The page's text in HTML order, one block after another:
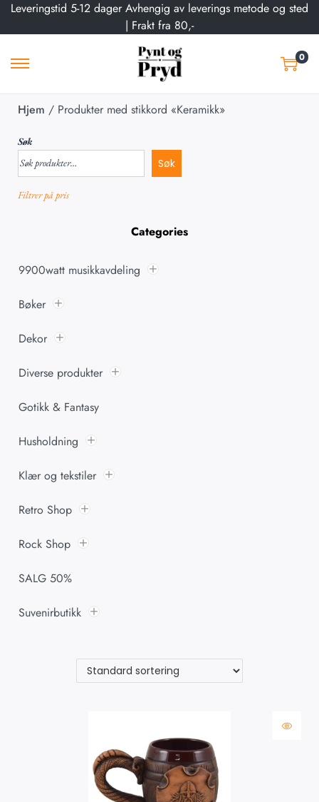
Leveringstid 5-12 dager Avhengig av leverings metode og sted
| Frakt fra 80,-
0
Hjem / Produkter med stikkord «Keramikk»
Søk
Søk
Filtrer på pris
Categories
9900watt musikkavdeling
Bøker
Dekor
Diverse produkter
Gotikk & Fantasy
Husholdning
Klær og tekstiler
Retro Shop
Rock Shop
SALG 50%
Suvenirbutikk